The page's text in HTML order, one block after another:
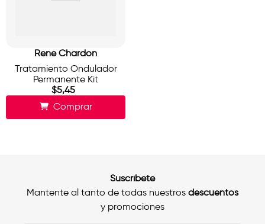
Rene Chardon
Tratamiento Ondulador
Permanente Kit
$5,45
Comprar
Suscríbete
Mantente al tanto de todas nuestros descuentos
y promociones